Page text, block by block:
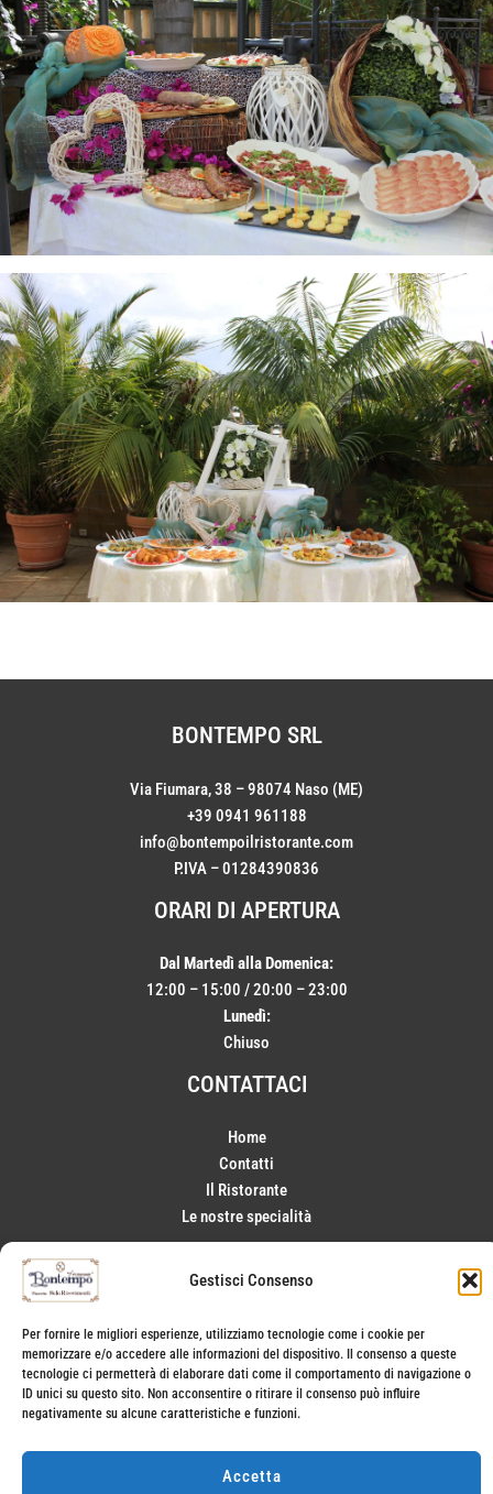
Gestisci Consenso
Per fornire le migliori esperienze, utilizziamo tecnologie come i cookie per
memorizzare e/o accedere alle informazioni del dispositivo. Il consenso a queste
tecnologie ci permetterà di elaborare dati come il comportamento di navigazione o
ID unici su questo sito. Non acconsentire o ritirare il consenso può influire
negativamente su alcune caratteristiche e funzioni.
Accetta
BONTEMPO SRL
Via Fiumara, 38 – 98074 Naso (ME)
+39 0941 961188
info@bontempoilristorante.com
P.IVA – 01284390836
ORARI DI APERTURA
Dal Martedì alla Domenica:
12:00 – 15:00 / 20:00 – 23:00
Lunedì:
Chiuso
CONTATTACI
Home
Contatti
Il Ristorante
Le nostre specialità
Sala esterna
Ricevimenti e banchetti
BONTEMPO SRL | PIVA 01284390836 |Cookie Policy